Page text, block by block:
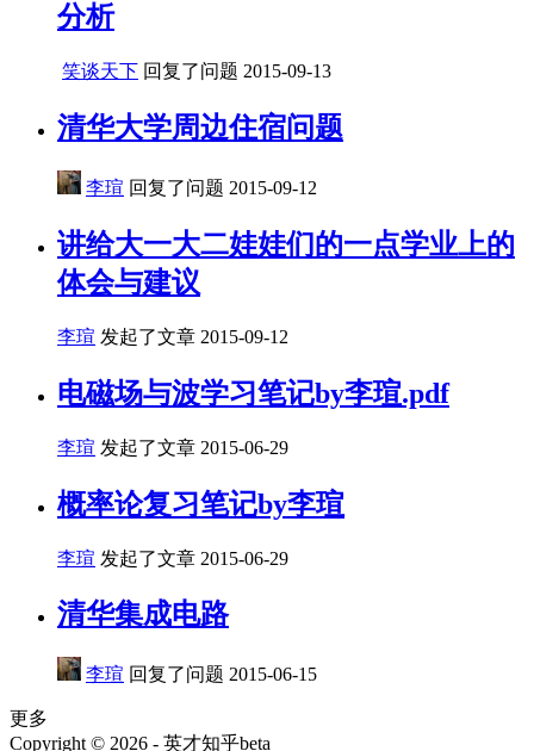
分析
笑谈天下 回复了问题 2015-09-13
清华大学周边住宿问题
李瑄 回复了问题 2015-09-12
讲给大一大二娃娃们的一点学业上的
体会与建议
李瑄 发起了文章 2015-09-12
电磁场与波学习笔记by李瑄.pdf
李瑄 发起了文章 2015-06-29
概率论复习笔记by李瑄
李瑄 发起了文章 2015-06-29
清华集成电路
李瑄 回复了问题 2015-06-15
更多
Copyright © 2026 - 英才知乎beta